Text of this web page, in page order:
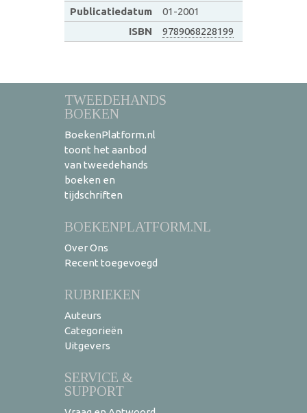
Publicatiedatum
01-2001
ISBN
9789068228199
TWEEDEHANDS
BOEKEN
BoekenPlatform.nl
toont het aanbod
van tweedehands
boeken en
tijdschriften
BOEKENPLATFORM.NL
Over Ons
Recent toegevoegd
RUBRIEKEN
Auteurs
Categorieën
Uitgevers
SERVICE &
SUPPORT